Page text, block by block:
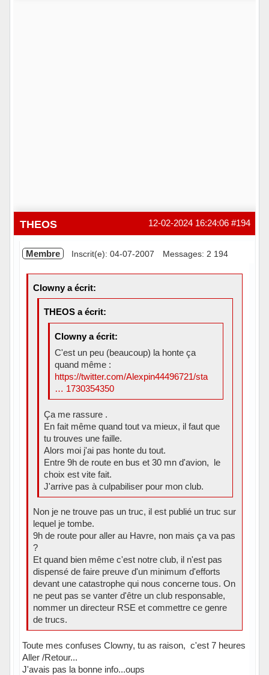
#194
12-02-2024 16:24:06
THEOS
Membre Inscrit(e): 04-07-2007 Messages: 2 194
Clowny a écrit:
THEOS a écrit:
Clowny a écrit:
C'est un peu (beaucoup) la honte ça
quand même :
https://twitter.com/Alexpin44496721/sta
… 1730354350
Ça me rassure .
En fait même quand tout va mieux, il faut que
tu trouves une faille.
Alors moi j'ai pas honte du tout.
Entre 9h de route en bus et 30 mn d'avion, le
choix est vite fait.
J'arrive pas à culpabiliser pour mon club.
Non je ne trouve pas un truc, il est publié un truc sur
lequel je tombe.
9h de route pour aller au Havre, non mais ça va pas
?
Et quand bien même c'est notre club, il n'est pas
dispensé de faire preuve d'un minimum d'efforts
devant une catastrophe qui nous concerne tous. On
ne peut pas se vanter d'être un club responsable,
nommer un directeur RSE et commettre ce genre
de trucs.
Toute mes confuses Clowny, tu as raison, c'est 7 heures
Aller /Retour...
J'avais pas la bonne info...oups